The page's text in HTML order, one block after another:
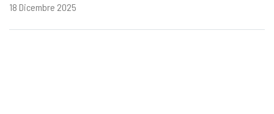
18 Dicembre 2025